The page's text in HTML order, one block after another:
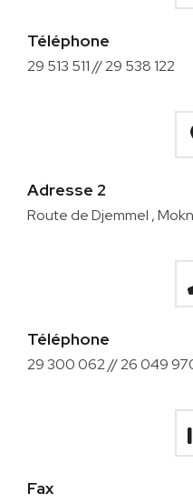
Téléphone
29 513 511 // 29 538 122
Adresse 2
Route de Djemmel ,
Téléphone
29 300 062 // 26 049
Fax